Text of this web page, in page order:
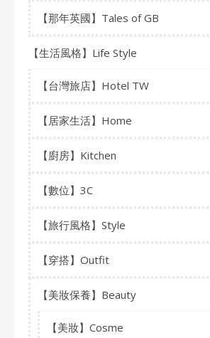
【那年英國】Tales of GB
【生活風格】Life Style
【台灣旅店】Hotel TW
【居家生活】Home
【廚房】Kitchen
【數位】3C
【旅行風格】Style
【穿搭】Outfit
【美妝保養】Beauty
【美妝】Cosme